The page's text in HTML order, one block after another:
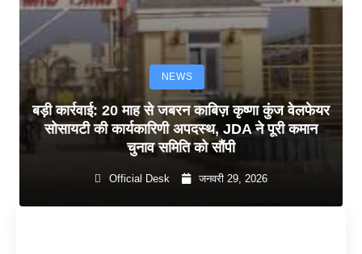
NEWS
बड़ी कार्रवाई: 20 माह से जबरन काबिज़ कृष्णा कुंज वेलफेयर
सोसायटी की कार्यकारिणी अपदस्थ, JDA ने पूरी कमान
चुनाव समिति को सौंपी
Official Desk जनवरी 29, 2026